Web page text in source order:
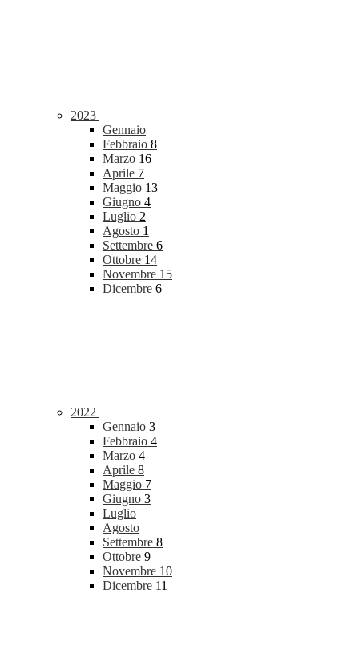
2023
Gennaio
Febbraio 8
Marzo 16
Aprile 7
Maggio 13
Giugno 4
Luglio 2
Agosto 1
Settembre 6
Ottobre 14
Novembre 15
Dicembre 6
2022
Gennaio 3
Febbraio 4
Marzo 4
Aprile 8
Maggio 7
Giugno 3
Luglio
Agosto
Settembre 8
Ottobre 9
Novembre 10
Dicembre 11